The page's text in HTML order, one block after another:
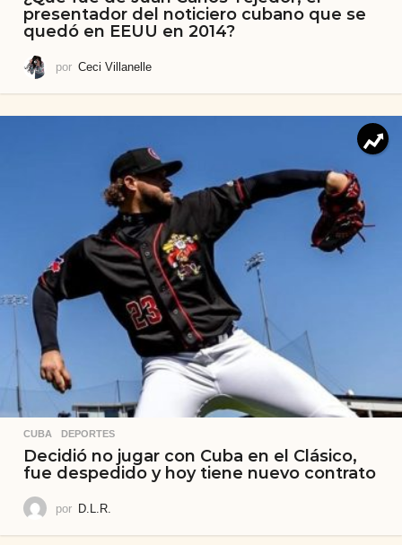
presentador del noticiero cubano que se
quedó en EEUU en 2014?
por Ceci Villanelle
CUBA ,DEPORTES
Decidió no jugar con Cuba en el Clásico,
fue despedido y hoy tiene nuevo contrato
por D.L.R.